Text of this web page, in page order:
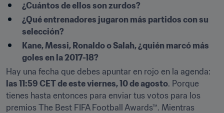
¿Cuántos de ellos son zurdos?
¿Qué entrenadores jugaron más partidos con su
selección?
Kane, Messi, Ronaldo o Salah, ¿quién marcó más
goles en la 2017-18?
las 11:59 CET de este viernes, 10 de agosto. Porque
tienes hasta entonces para enviar tus votos para los
premios The Best FIFA Football Awards™. Mientras